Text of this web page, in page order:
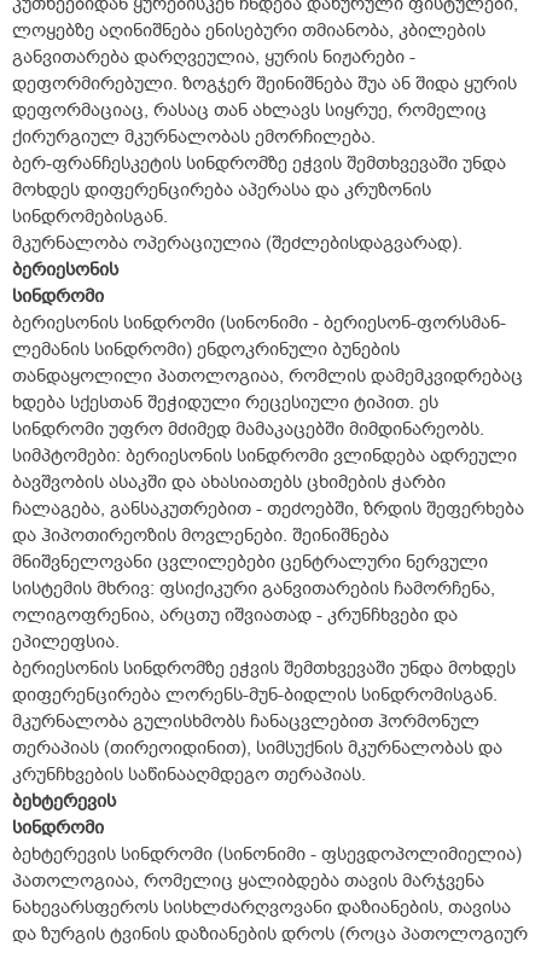
ლოყებზე აღინიშნება ენისებური თმიანობა, კბილების
განვითარება დარღვეულია, ყურის ნიჟარები -
დეფორმირებული. ზოგჯერ შეინიშნება შუა ან შიდა ყურის
დეფორმაციაც, რასაც თან ახლავს სიყრუე, რომელიც
ქირურგიულ მკურნალობას ემორჩილება.
ბერ-ფრანჩესკეტის სინდრომზე ეჭვის შემთხვევაში უნდა
მოხდეს დიფერენცირება აპერასა და კრუზონის
სინდრომებისგან.
მკურნალობა ოპერაციულია (შეძლებისდაგვარად).
ბერიესონის
სინდრომი
ბერიესონის სინდრომი (სინონიმი - ბერიესონ-ფორსმან-
ლემანის სინდრომი) ენდოკრინული ბუნების
თანდაყოლილი პათოლოგიაა, რომლის დამემკვიდრებაც
ხდება სქესთან შეჭიდული რეცესიული ტიპით. ეს
სინდრომი უფრო მძიმედ მამაკაცებში მიმდინარეობს.
სიმპტომები: ბერიესონის სინდრომი ვლინდება ადრეული
ბავშვობის ასაკში და ახასიათებს ცხიმების ჭარბი
ჩალაგება, განსაკუთრებით - თეძოებში, ზრდის შეფერხება
და ჰიპოთირეოზის მოვლენები. შეინიშნება
მნიშვნელოვანი ცვლილებები ცენტრალური ნერვული
სისტემის მხრივ: ფსიქიკური განვითარების ჩამორჩენა,
ოლიგოფრენია, არცთუ იშვიათად - კრუნჩხვები და
ეპილეფსია.
ბერიესონის სინდრომზე ეჭვის შემთხვევაში უნდა მოხდეს
დიფერენცირება ლორენს-მუნ-ბიდლის სინდრომისგან.
მკურნალობა გულისხმობს ჩანაცვლებით ჰორმონულ
თერაპიას (თირეოიდინით), სიმსუქნის მკურნალობას და
კრუნჩხვების საწინააღმდეგო თერაპიას.
ბეხტერევის
სინდრომი
ბეხტერევის სინდრომი (სინონიმი - ფსევდოპოლიმიელია)
პათოლოგიაა, რომელიც ყალიბდება თავის მარჯვენა
ნახევარსფეროს სისხლძარღვოვანი დაზიანების, თავისა
და ზურგის ტვინის დაზიანების დროს (როცა პათოლოგიურ